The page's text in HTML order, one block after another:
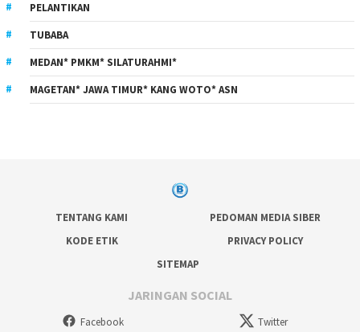
PELANTIKAN
TUBABA
MEDAN* PMKM* SILATURAHMI*
MAGETAN* JAWA TIMUR* KANG WOTO* ASN
TENTANG KAMI
PEDOMAN MEDIA SIBER
KODE ETIK
PRIVACY POLICY
SITEMAP
JARINGAN SOCIAL
Facebook Twitter